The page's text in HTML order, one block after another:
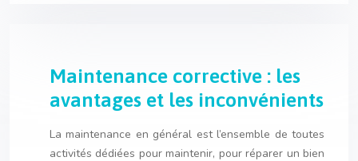
Maintenance corrective : les
avantages et les inconvénients
La maintenance en général est l’ensemble de toutes
activités dédiées pour maintenir, pour réparer un bien